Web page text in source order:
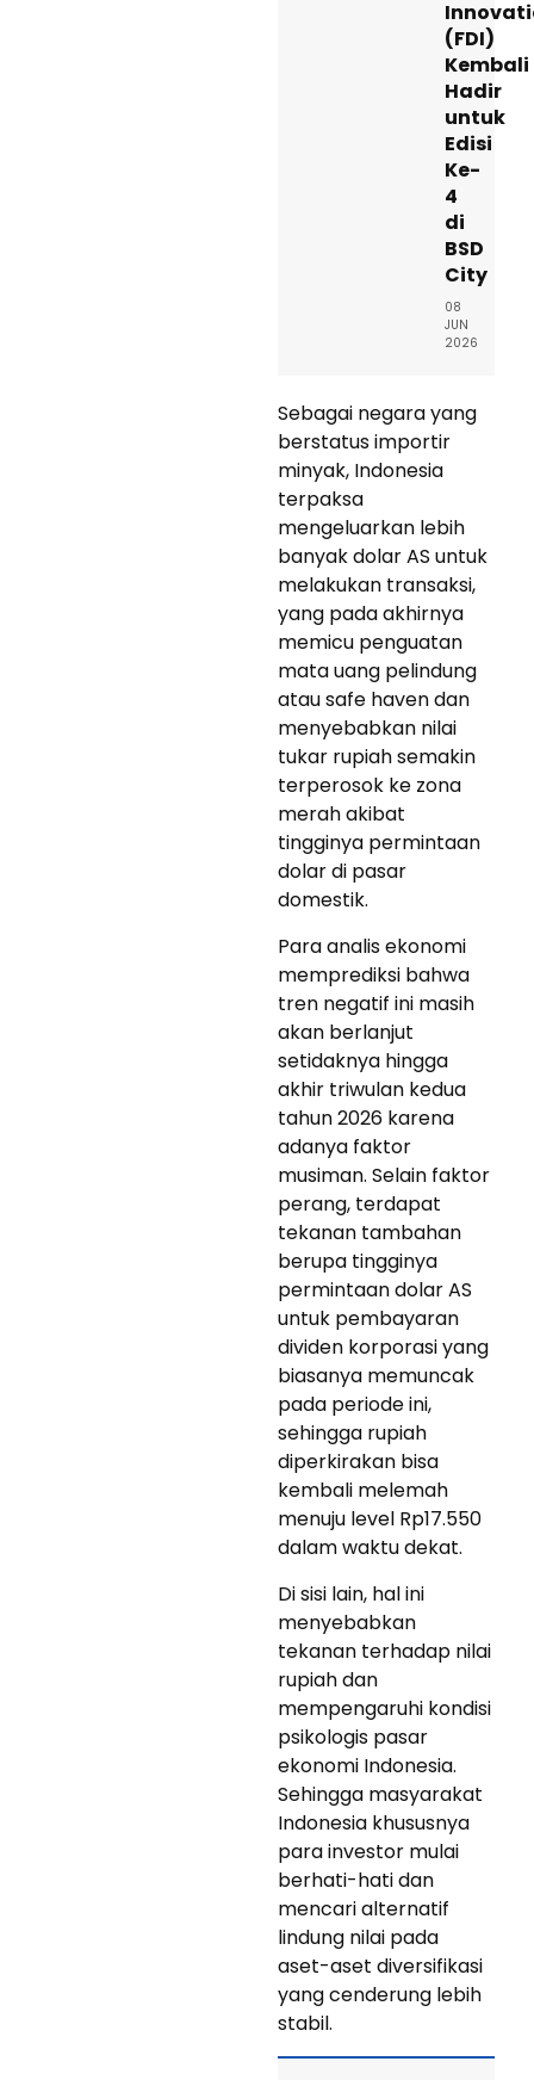
(FDI)
Kembali
Hadir
untuk
Edisi
Ke-
4
di
BSD
City
08
JUN
2026
Sebagai negara yang
berstatus importir
minyak, Indonesia
terpaksa
mengeluarkan lebih
banyak dolar AS untuk
melakukan transaksi,
yang pada akhirnya
memicu penguatan
mata uang pelindung
atau safe haven dan
menyebabkan nilai
tukar rupiah semakin
terperosok ke zona
merah akibat
tingginya permintaan
dolar di pasar
domestik.
Para analis ekonomi
memprediksi bahwa
tren negatif ini masih
akan berlanjut
setidaknya hingga
akhir triwulan kedua
tahun 2026 karena
adanya faktor
musiman. Selain faktor
perang, terdapat
tekanan tambahan
berupa tingginya
permintaan dolar AS
untuk pembayaran
dividen korporasi yang
biasanya memuncak
pada periode ini,
sehingga rupiah
diperkirakan bisa
kembali melemah
menuju level Rp17.550
dalam waktu dekat.
Di sisi lain, hal ini
menyebabkan
tekanan terhadap nilai
rupiah dan
mempengaruhi kondisi
psikologis pasar
ekonomi Indonesia.
Sehingga masyarakat
Indonesia khususnya
para investor mulai
berhati-hati dan
mencari alternatif
lindung nilai pada
aset-aset diversifikasi
yang cenderung lebih
stabil.